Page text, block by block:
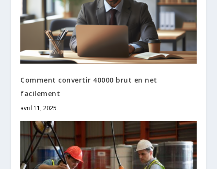
Comment convertir 40000 brut en net
facilement
avril 11, 2025